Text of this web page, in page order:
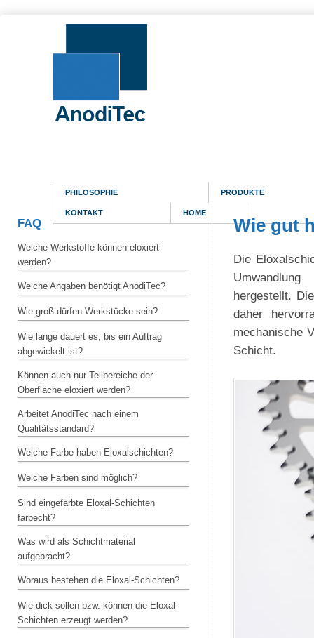
PHILOSOPHIE PRODUKTE
KONTAKT HOME
FAQ
Welche Werkstoffe können eloxiert
werden?
Welche Angaben benötigt AnodiTec?
Wie groß dürfen Werkstücke sein?
Wie lange dauert es, bis ein Auftrag
abgewickelt ist?
Können auch nur Teilbereiche der
Oberfläche eloxiert werden?
Arbeitet AnodiTec nach einem
Qualitätsstandard?
Welche Farbe haben Eloxalschichten?
Welche Farben sind möglich?
Sind eingefärbte Eloxal-Schichten
farbecht?
Was wird als Schichtmaterial
aufgebracht?
Woraus bestehen die Eloxal-Schichten?
Wie dick sollen bzw. können die Eloxal-
Schichten erzeugt werden?
Wie gut
Die
hergestellt.
daher
mechanische
Schicht.